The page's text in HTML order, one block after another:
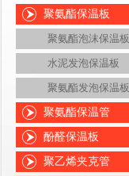
聚氨酯保温板
聚氨酯泡沫保温板
水泥发泡保温板
聚氨酯发泡保温板
聚氨酯保温管
酚醛保温板
聚乙烯夹克管